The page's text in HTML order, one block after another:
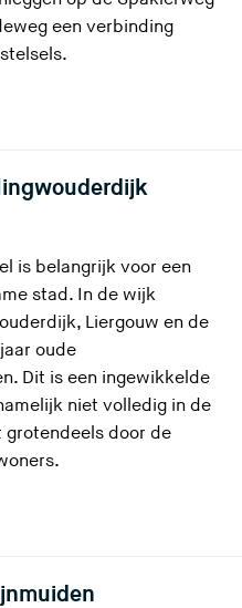
een verbinding
is belangrijk voor een
stad. In de wijk
Liergouw en de
oude
Dit is een ingewikkelde
niet volledig in de
door de